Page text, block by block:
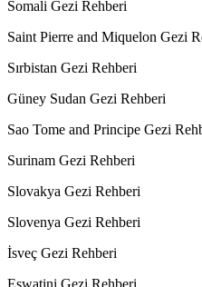
Somali Gezi Rehberi
Saint Pierre and Miquelon Gezi
Sırbistan Gezi Rehberi
Güney Sudan Gezi Rehberi
Sao Tome and Principe Gezi
Surinam Gezi Rehberi
Slovakya Gezi Rehberi
Slovenya Gezi Rehberi
İsveç Gezi Rehberi
Eswatini Gezi Rehberi